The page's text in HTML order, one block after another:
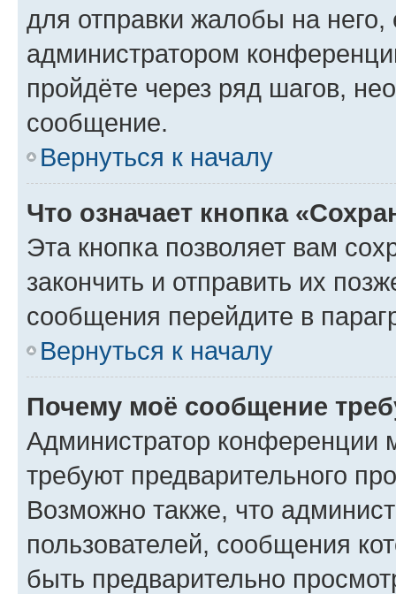
для отправки жалобы на
администратором
пройдёте через ряд шагов,
сообщение.
Вернуться к началу
Что означает кнопка
Эта кнопка позволяет вам
закончить и отправить их
сообщения перейдите в
Вернуться к началу
Почему моё сообщение
Администратор конференции
требуют предварительного
Возможно также, что
пользователей, сообщения
быть предварительно